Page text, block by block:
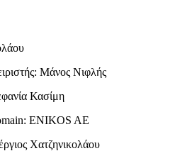
Μάνος Νιφλής
Κασίμη
ENIKOS AE
Χατζηνικολάου